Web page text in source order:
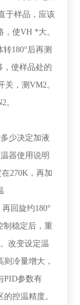
于样品，应该
，使VH *大。
转180°后再测
，使样品处的
关，测VM2。
。
少决定加液
器使用说明
在270K ，再加
再回旋约180°
制稳定后，重
改变设定温
冷量增大，
PID参数有
控温精度。